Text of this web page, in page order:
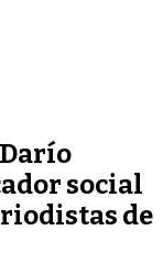
social
de